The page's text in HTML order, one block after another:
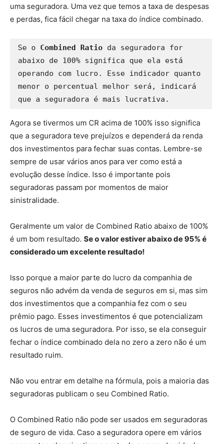
uma seguradora. Uma vez que temos a taxa de despesas
e perdas, fica fácil chegar na taxa do índice combinado.
Se o Combined Ratio da seguradora for
abaixo de 100% significa que ela está
operando com lucro. Esse indicador quanto
menor o percentual melhor será, indicará
que a seguradora é mais lucrativa.
Agora se tivermos um CR acima de 100% isso significa
que a seguradora teve prejuízos e dependerá da renda
dos investimentos para fechar suas contas. Lembre-se
sempre de usar vários anos para ver como está a
evolução desse índice. Isso é importante pois
seguradoras passam por momentos de maior
sinistralidade.
Geralmente um valor de Combined Ratio abaixo de 100%
é um bom resultado. Se o valor estiver abaixo de 95% é
considerado um excelente resultado!
Isso porque a maior parte do lucro da companhia de
seguros não advém da venda de seguros em si, mas sim
dos investimentos que a companhia fez com o seu
prêmio pago. Esses investimentos é que potencializam
os lucros de uma seguradora. Por isso, se ela conseguir
fechar o índice combinado dela no zero a zero não é um
resultado ruim.
Não vou entrar em detalhe na fórmula, pois a maioria das
seguradoras publicam o seu Combined Ratio.
O Combined Ratio não pode ser usados em seguradoras
de seguro de vida. Caso a seguradora opere em vários